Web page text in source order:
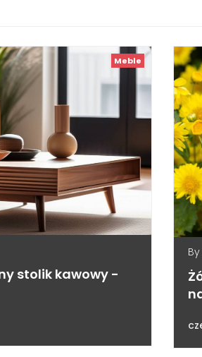
Meble
stolik kawowy -
By